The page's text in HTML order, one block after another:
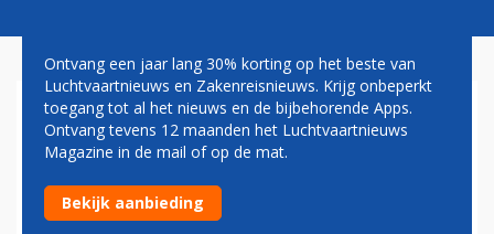
HET WITTE HUIS WAS
DOELWIT VAN GEKAAPTE
'VLUCHT 93'
Ontvang een jaar lang 30% korting op het beste van
Luchtvaartnieuws en Zakenreisnieuws. Krijg onbeperkt
toegang tot al het nieuws en de bijbehorende Apps.
Ontvang tevens 12 maanden het Luchtvaartnieuws
Magazine in de mail of op de mat.
Bekijk aanbieding